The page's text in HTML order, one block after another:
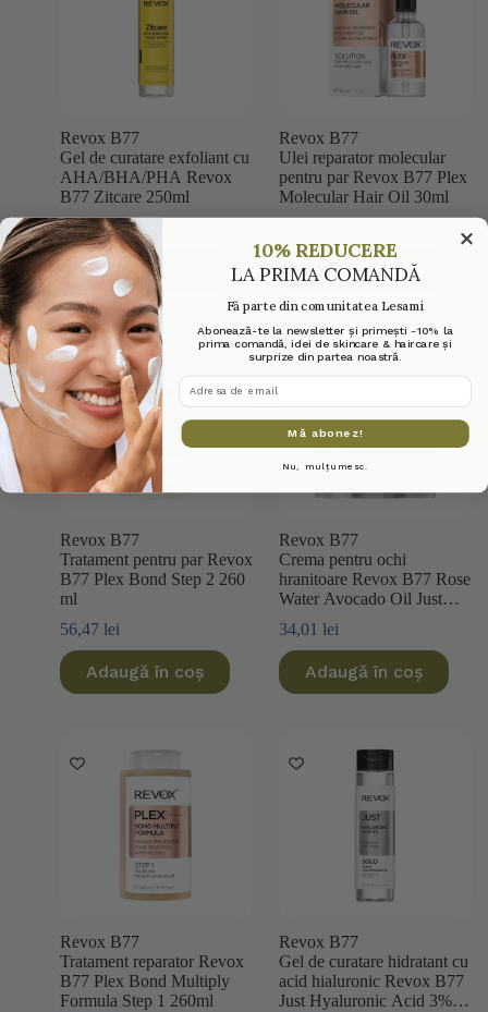
Revox B77
Gel de curatare exfoliant cu
AHA/BHA/PHA Revox
B77 Zitcare 250ml
30,71lei
Adaugă în coș
Revox B77
Ulei reparator molecular
pentru par Revox B77 Plex
Molecular Hair Oil 30ml
Adaugă în coș
Revox B77
Tratament pentru par Revox
B77 Plex Bond Step 2 260
ml
56,47 lei
Adaugă în coș
Revox B77
Crema pentru ochi
hranitoare Revox B77 Rose
Water Avocado Oil Just
34,01 lei
Adaugă în coș
Revox B77
Tratament reparator Revox
B77 Plex Bond Multiply
Formula Step 1 260ml
Revox B77
Gel de curatare hidratant cu
acid hialuronic Revox B77
Just Hyaluronic Acid 3%
10% REDUCERE
LA PRIMA COMANDĂ
Fă parte din comunitatea Lesami
Abonează-te la newsletter și primești -10% la
prima comandă, idei de skincare & haircare și
surprize din partea noastră.
adresa de email
Mă abonez!
Nu, mulțumesc.